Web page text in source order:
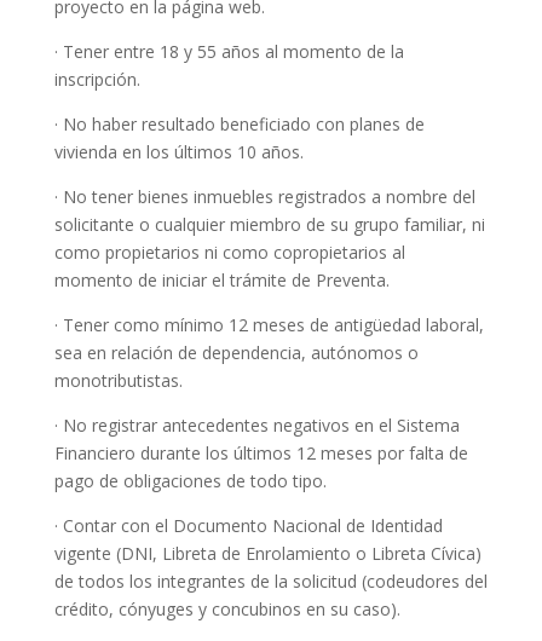
proyecto en la página web.
· Tener entre 18 y 55 años al momento de la
inscripción.
· No haber resultado beneficiado con planes de
vivienda en los últimos 10 años.
· No tener bienes inmuebles registrados a nombre del
solicitante o cualquier miembro de su grupo familiar, ni
como propietarios ni como copropietarios al
momento de iniciar el trámite de Preventa.
· Tener como mínimo 12 meses de antigüedad laboral,
sea en relación de dependencia, autónomos o
monotributistas.
· No registrar antecedentes negativos en el Sistema
Financiero durante los últimos 12 meses por falta de
pago de obligaciones de todo tipo.
· Contar con el Documento Nacional de Identidad
vigente (DNI, Libreta de Enrolamiento o Libreta Cívica)
de todos los integrantes de la solicitud (codeudores del
crédito, cónyuges y concubinos en su caso).